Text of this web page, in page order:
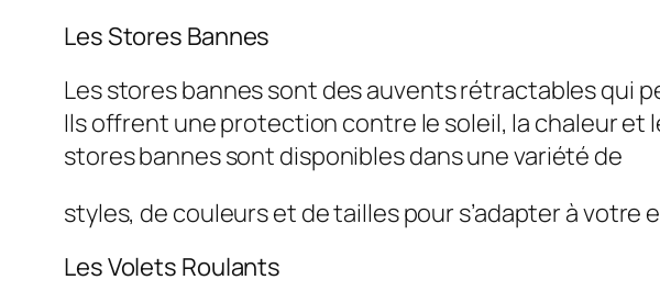
Les Stores Bannes
Les stores bannes sont des auvents rétractables qui
Ils offrent une protection contre le soleil, la chaleur
stores bannes sont disponibles dans une variété de
styles, de couleurs et de tailles pour s’adapter à votre
Les Volets Roulants